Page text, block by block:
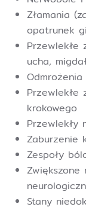
Złamania
opatrunek
Przewlekłe
ucha,
Odmrożenia
Przewlekłe
krokowego
Przewlekły
Zaburzenie
Zespoły
Stany